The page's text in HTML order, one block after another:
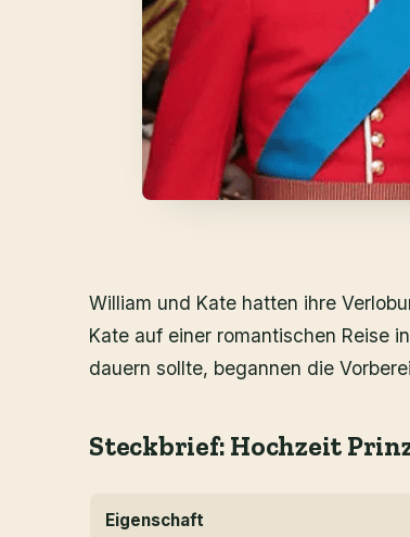
William und Kate hatten ihre
Kate auf einer romantischen Reise
dauern sollte, begannen die
Steckbrief: Hochzeit
Eigenschaft